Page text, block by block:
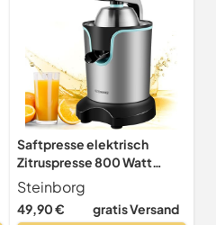
Saftpresse elektrisch
Zitruspresse 800 Watt
Longlife-Motor Edelstahl
Elektrische Entsafter Auto-
Start-Stop Zitronenpresse
Steinborg
49,90 € gratis Versand